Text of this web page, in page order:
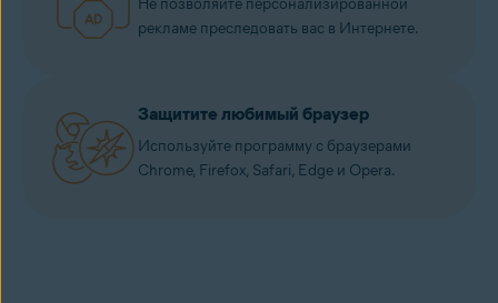
рекламе преследовать вас в Интернете.
Защитите любимый браузер
Используйте программу с браузерами
Chrome, Firefox, Safari, Edge и Opera.